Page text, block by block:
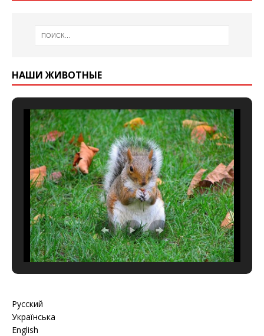
НАШИ ЖИВОТНЫЕ
Русский
Українська
English